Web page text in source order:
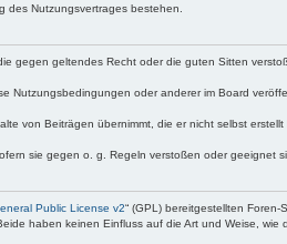
Nutzungsvertrages bestehen.
gegen geltendes Recht oder die guten Sitten
Nutzungsbedingungen oder anderer im Board
von Beiträgen übernimmt, die er nicht selbst
sie gegen o. g. Regeln verstoßen oder geeignet
Public License v2“ (GPL) bereitgestellten
haben keinen Einfluss auf die Art und Weise,